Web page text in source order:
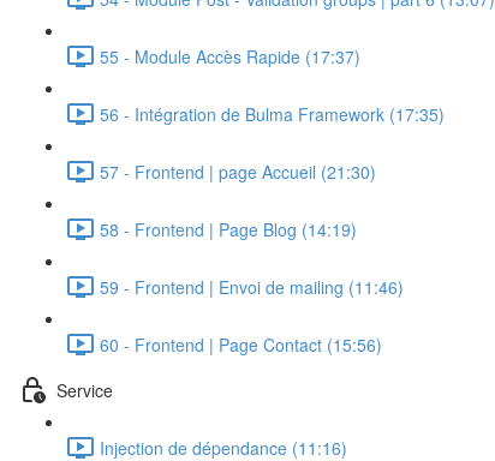
55 - Module Accès Rapide (17:37)
56 - Intégration de Bulma Framework (17:35)
57 - Frontend | page Accueil (21:30)
58 - Frontend | Page Blog (14:19)
59 - Frontend | Envoi de mailing (11:46)
60 - Frontend | Page Contact (15:56)
Service
Injection de dépendance (11:16)